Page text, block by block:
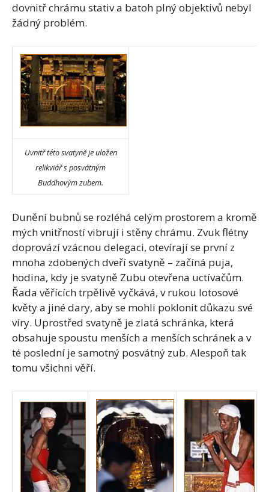
dovnitř chrámu stativ a batoh plný objektivů nebyl
žádný problém.
Uvnitř této svatyně je uložen
relikviář s posvátným
Buddhovým zubem.
Dunění bubnů se rozléhá celým prostorem a kromě
mých vnitřností vibrují i stěny chrámu. Zvuk flétny
doprovází vzácnou delegaci, otevírají se první z
mnoha zdobených dveří svatyně – začíná puja,
hodina, kdy je svatyně Zubu otevřena uctívačům.
Řada věřících trpělivě vyčkává, v rukou lotosové
květy a jiné dary, aby se mohli poklonit důkazu své
víry. Uprostřed svatyně je zlatá schránka, která
obsahuje spoustu menších a menších schránek a v
té poslední je samotný posvátný zub. Alespoň tak
tomu všichni věří.